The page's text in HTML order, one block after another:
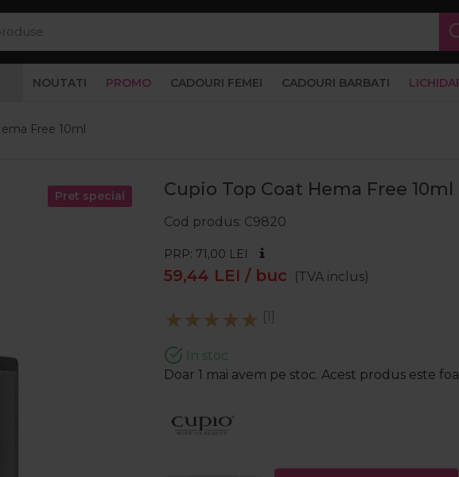
NOUTATI PROMO CADOURI FEMEI CADOURI BARBATI
Free 10ml
Pret special Cupio Top Coat Hema Free 10ml
Cod produs C9820
PRP: 71,00 LEI
59,44 LEI / buc (TVA inclus)
[1]
In stoc
Doar 1 mai avem pe stoc. Acest produs este